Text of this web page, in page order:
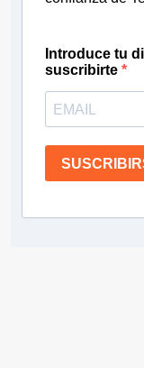
Introduce tu
suscribirte